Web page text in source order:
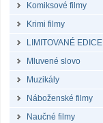
Komiksové filmy
Krimi filmy
LIMITOVANÉ EDICE
Mluvené slovo
Muzikály
Náboženské filmy
Naučné filmy